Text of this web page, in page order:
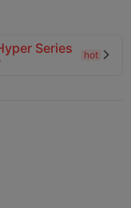
Series
hot 